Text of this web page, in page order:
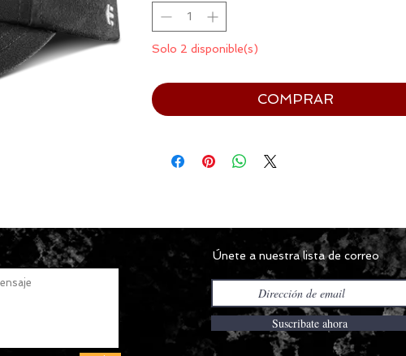
Solo 2 disponible(s)
COMPRAR
Únete a nuestra lista de correo
Suscribate ahora